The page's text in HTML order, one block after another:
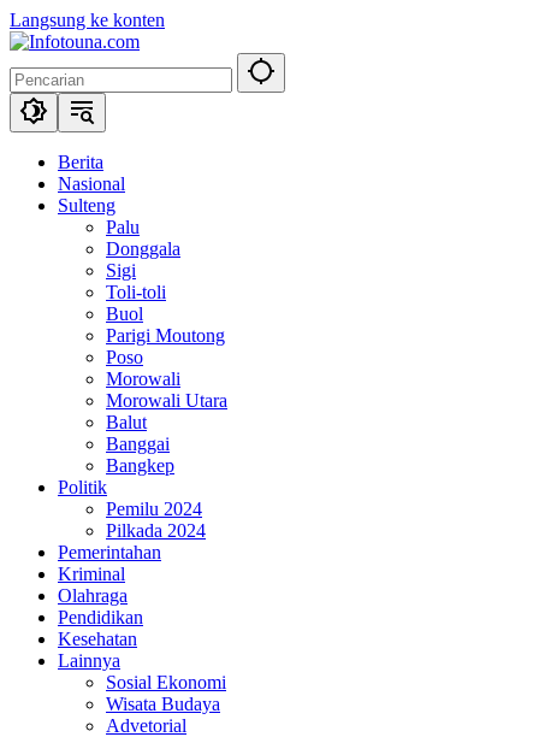
Langsung ke konten
Berita
Nasional
Sulteng
Palu
Donggala
Sigi
Toli-toli
Buol
Parigi Moutong
Poso
Morowali
Morowali Utara
Balut
Banggai
Bangkep
Politik
Pemilu 2024
Pilkada 2024
Pemerintahan
Kriminal
Olahraga
Pendidikan
Kesehatan
Lainnya
Sosial Ekonomi
Wisata Budaya
Advetorial